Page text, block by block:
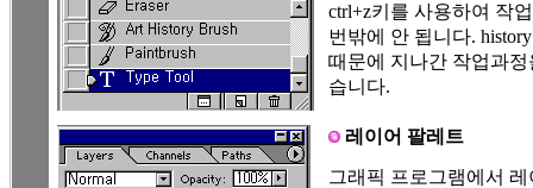
ctrl+z키를 사용하여 작
번밖에 안 됩니다.
때문에 지나간 작업과
습니다.
레이어 팔레트
그래픽 프로그램에서